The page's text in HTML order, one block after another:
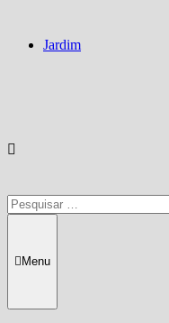
Jardim
Pesquisar
por:
Menu